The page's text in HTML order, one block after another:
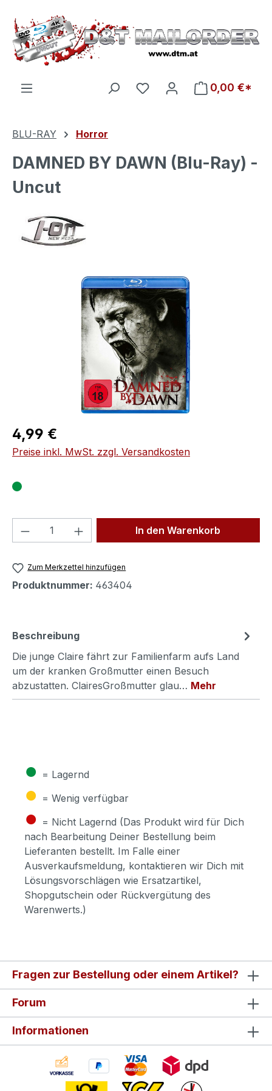
Zum Hauptinhalt springen
Du hast 0 Produkte auf
0,00 €*
BLU-RAY Horror
DAMNED BY DAWN (Blu-Ray) -
Uncut
Bildergalerie überspringen
Regulärer Preis:
4,99 €
Preise inkl. MwSt. zzgl. Versandkosten
Produkt Anzahl: Gib denIn den Warenkorb
Zum Merkzettel hinzufügen
Produktnummer: 463404
Beschreibung
Die junge Claire fährt zur Familienfarm aufs Land
um der kranken Großmutter einen Besuch
abzustatten. ClairesGroßmutter glau… Mehr
● = Lagernd
● = Wenig verfügbar
● = Nicht Lagernd (Das Produkt wird für Dich
nach Bearbeitung Deiner Bestellung beim
Lieferanten bestellt. Im Falle einer
Ausverkaufsmeldung, kontaktieren wir Dich mit
Lösungsvorschlägen wie Ersatzartikel,
Shopgutschein oder Rückvergütung des
Warenwerts.)
Fragen zur Bestellung oder einem Artikel?
Forum
Informationen